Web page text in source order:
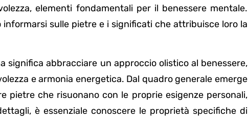
elementi fondamentali per il benessere mentale.
sulle pietre e i significati che attribuisce loro la
significa abbracciare un approccio olistico al benessere,
e armonia energetica. Dal quadro generale emerge
pietre che risuonano con le proprie esigenze personali,
è essenziale conoscere le proprietà specifiche di